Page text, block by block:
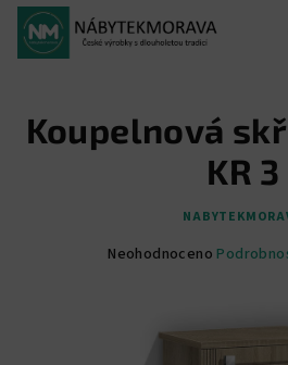
Přejít
obsah
Koupelnová
KR 3
Průměrné
Neohodnoceno